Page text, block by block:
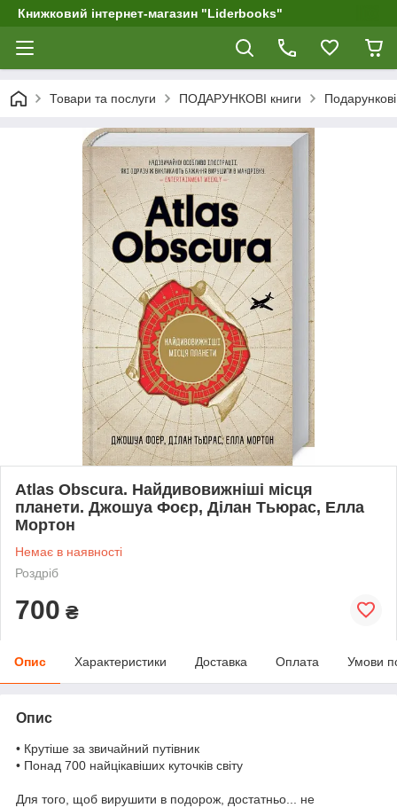
Книжковий інтернет-магазин "Liderbooks"
Товари та послуги ПОДАРУНКОВІ книги
Atlas Obscura. Найдивовижніші місця
планети. Джошуа Фоєр, Ділан Тьюрас, Елла
Мортон
Немає в наявності
Роздріб
700 ₴
Опис Характеристики Доставка Оплата Умови
Опис
• Крутіше за звичайний путівник
• Понад 700 найцікавіших куточків світу
Для того, щоб вирушити в подорож, достатньо... не